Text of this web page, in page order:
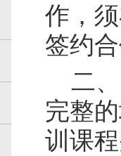
作，
签约
二、
完整
训 课程